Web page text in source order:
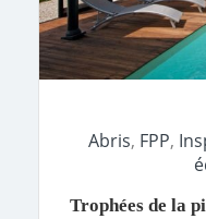
Abris, FPP,
Trophées de la